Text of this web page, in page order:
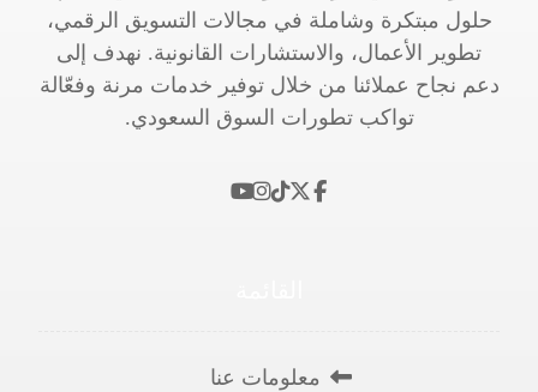
حلول مبتكرة وشاملة في مجالات التسويق الرقمي،
تطوير الأعمال، والاستشارات القانونية. نهدف إلى
دعم نجاح عملائنا من خلال توفير خدمات مرنة وفعّالة
تواكب تطورات السوق السعودي.
معلومات عنا